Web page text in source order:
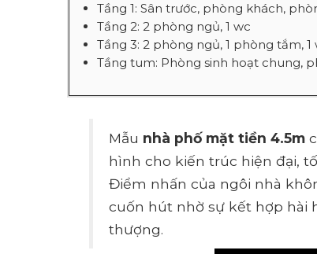
Tầng 1: Sân trước, phòng khách,
Tầng 2: 2 phòng ngủ, 1 wc
Tầng 3: 2 phòng ngủ, 1 phòng tắm, 1
Tầng tum: Phòng sinh hoạt chung,
Mẫu nhà phố mặt tiền 4.5m
hình cho kiến trúc hiện đại,
Điểm nhấn của ngôi nhà
cuốn hút nhờ sự kết hợp hài
thượng.